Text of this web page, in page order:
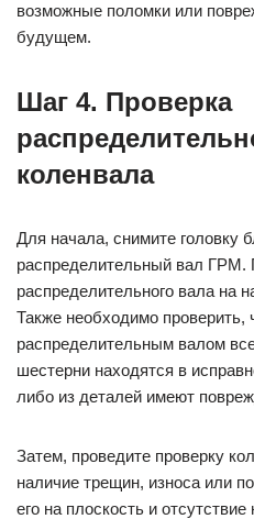
возможные поломки или
будущем.
Шаг 4. Проверка
коленвала
Для начала, снимите головку
распределительный вал ГРМ.
распределительного вала на
Также необходимо проверить,
распределительным валом
шестерни находятся в
либо из деталей имеют
Затем, проведите проверку
наличие трещин, износа или
его на плоскость и